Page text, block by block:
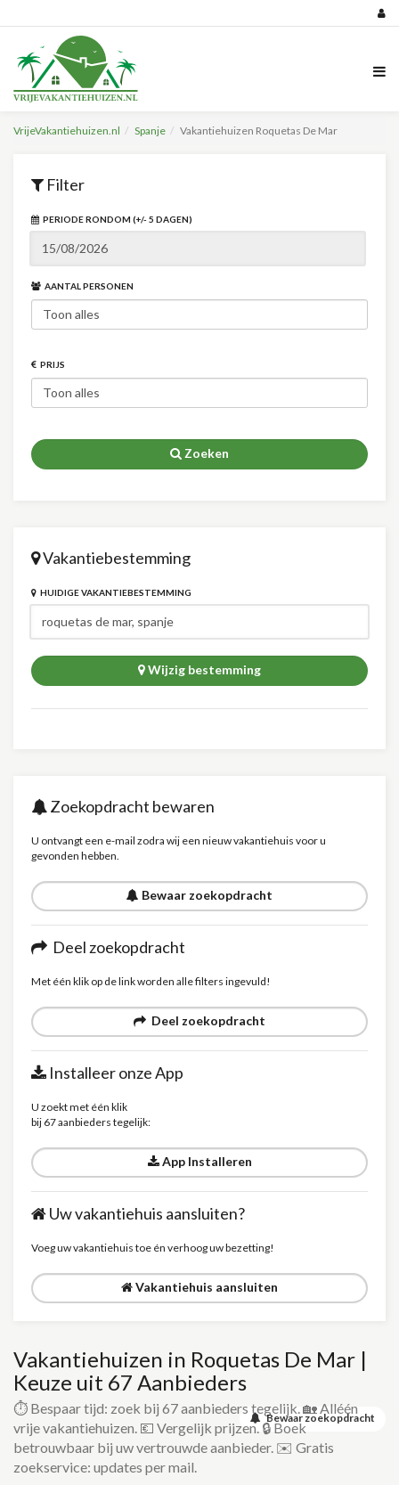
VrijeVakantiehuizen.nl Spanje Vakantiehuizen Roquetas De Mar
Filter
PERIODE RONDOM (+/- 5 DAGEN)
AANTAL PERSONEN
PRIJS
Zoeken
Vakantiebestemming
HUIDIGE VAKANTIEBESTEMMING
Wijzig bestemming
Zoekopdracht bewaren
U ontvangt een e-mail zodra wij een nieuw vakantiehuis voor u
gevonden hebben.
Bewaar zoekopdracht
Deel zoekopdracht
Met één klik op de link worden alle filters ingevuld!
Deel zoekopdracht
Installeer onze App
U zoekt met één klik
bij 67 aanbieders tegelijk:
App Installeren
Uw vakantiehuis aansluiten?
Voeg uw vakantiehuis toe én verhoog uw bezetting!
Vakantiehuis aansluiten
Bewaar zoekopdracht
Vakantiehuizen in Roquetas De Mar |
Keuze uit 67 Aanbieders
⏱️ Bespaar tijd: zoek bij 67 aanbieders tegelijk. 🏡 Alléén
vrije vakantiehuizen. 💶 Vergelijk prijzen. 🔒 Boek
betrouwbaar bij uw vertrouwde aanbieder. ✉️ Gratis
zoekservice: updates per mail.